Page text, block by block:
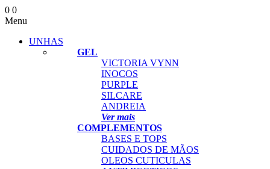
0 0
Menu
UNHAS
GEL
VICTORIA VYNN
INOCOS
PURPLE
SILCARE
ANDREIA
Ver mais
COMPLEMENTOS
BASES E TOPS
CUIDADOS DE MÃOS
OLEOS CUTICULAS